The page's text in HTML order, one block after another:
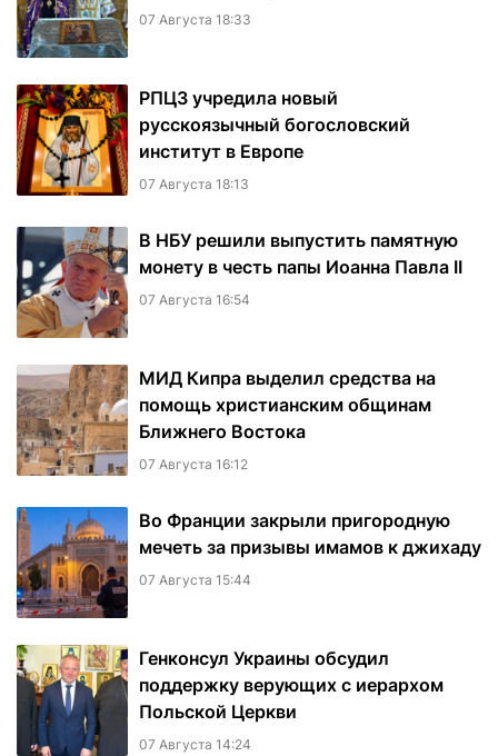
07 Августа 18:33
РПЦЗ учредила новый
русскоязычный богословский
институт в Европе
07 Августа 18:13
В НБУ решили выпустить памятную
монету в честь папы Иоанна Павла II
07 Августа 16:54
МИД Кипра выделил средства на
помощь христианским общинам
Ближнего Востока
07 Августа 16:12
Во Франции закрыли пригородную
мечеть за призывы имамов к джихаду
07 Августа 15:44
Генконсул Украины обсудил
поддержку верующих с иерархом
Польской Церкви
07 Августа 14:24